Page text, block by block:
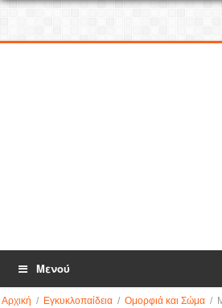
Μενού
Αρχική / Εγκυκλοπαίδεια / Ομορφιά και Σώμα /